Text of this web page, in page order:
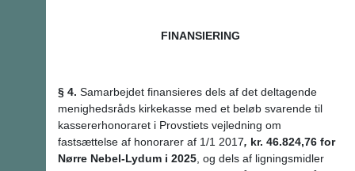
FINANSIERING
§ 4. Samarbejdet finansieres dels af det deltagende
menighedsråds kirkekasse med et beløb svarende til
kassererhonoraret i Provstiets vejledning om
fastsættelse af honorarer af 1/1 2017, kr. 46.824,76 for
Nørre Nebel-Lydum i 2025, og dels af ligningsmidler